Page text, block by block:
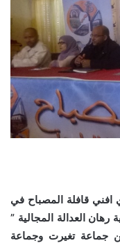
افني قافلة المصباح في
رهان العدالة المجالية ”
جماعة تغيرت وجماعة